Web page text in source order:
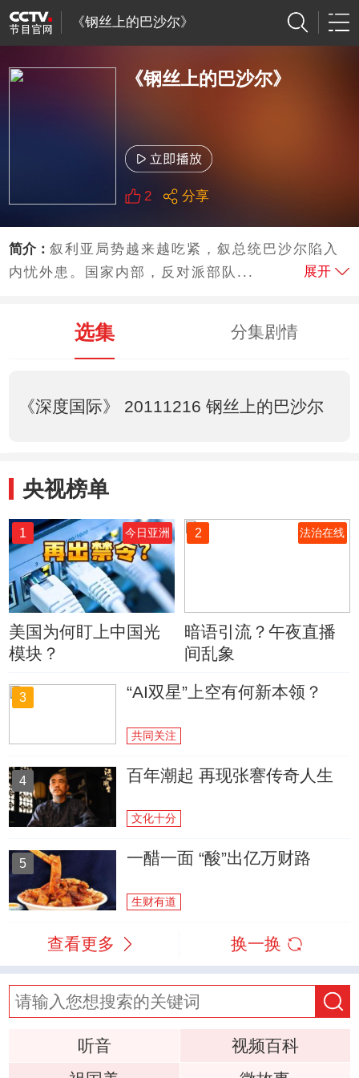
《钢丝上的巴沙尔》
《钢丝上的巴沙尔》
2 分享
简介：叙利亚局势越来越吃紧，叙总统巴沙尔陷入
内忧外患。国家内部，反对派部队...
展开
选集 分集剧情
《深度国际》 20111216 钢丝上的巴沙尔
央视榜单
1 今日亚洲
美国为何盯上中国光
模块？
2 法治在线
暗语引流？午夜直播
间乱象
3 “AI双星”上空有何新本领？
共同关注
4 百年潮起 再现张謇传奇人生
文化十分
5 一醋一面 “酸”出亿万财路
生财有道
查看更多 换一换
听音
视频百科